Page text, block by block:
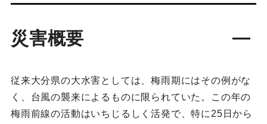
災害概要
従来大分県の大水害としては、梅雨期にはその例がな
く、台風の襲来によるものに限られていた。この年の
梅雨前線の活動はいちじるしく活発で、特に25日から